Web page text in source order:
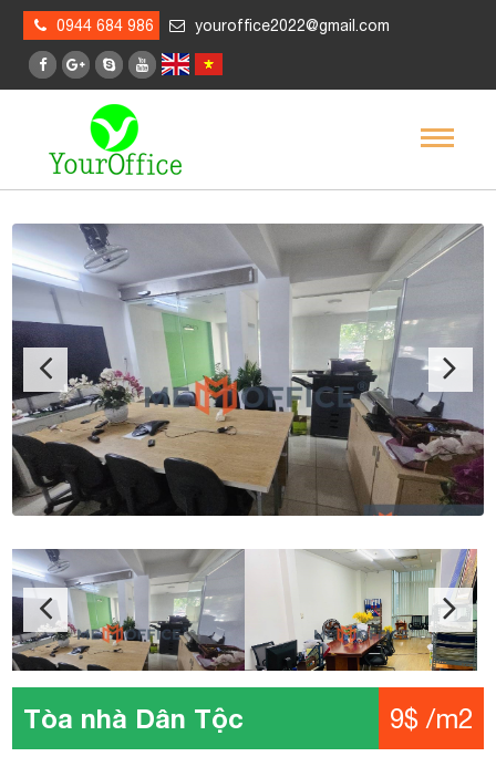
0944 684 986 youroffice2022@gmail.com
Tòa nhà Dân Tộc 9$ /m2